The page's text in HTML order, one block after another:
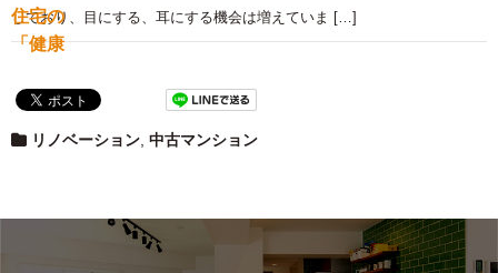
しており、目にする、耳にする機会は増えていま […]
リノベーション 中古マンション